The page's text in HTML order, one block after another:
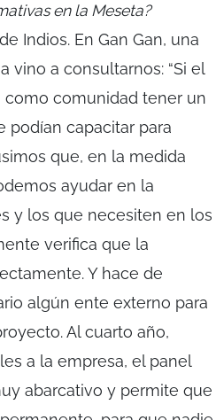
en la Meseta?
Indios. En Gan Gan, una
vino a consultarnos: “Si el
como comunidad tener un
podían capacitar para
que, en la medida
ayudar en la
y los que necesiten en los
verifica que la
Y hace de
algún ente externo para
Al cuarto año,
a la empresa, el panel
abarcativo y permite que